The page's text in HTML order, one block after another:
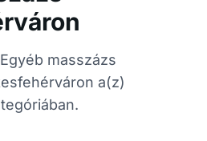
masszázs
a(z)